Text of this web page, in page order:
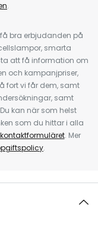
.
bra erbjudanden på
smarta
att få information om
och kampanjpriser,
fort vi får dem, samt
samt
kan när som helst
som du hittar i alla
kontaktformuläret. Mer
.